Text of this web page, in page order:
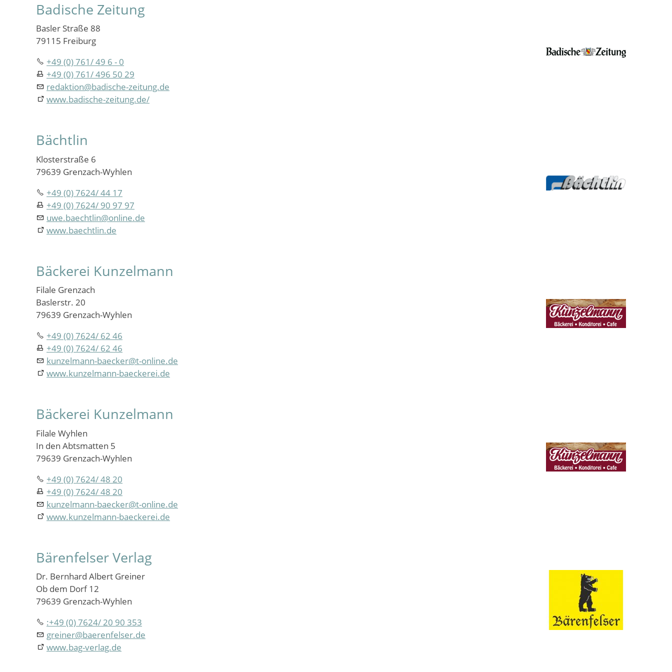
Badische Zeitung
Basler Straße 88
79115 Freiburg
+49 (0) 761/ 49 6 - 0
+49 (0) 761/ 496 50 29
redaktion@badische-zeitung.de
www.badische-zeitung.de/
Bächtlin
Klosterstraße 6
79639 Grenzach-Wyhlen
+49 (0) 7624/ 44 17
+49 (0) 7624/ 90 97 97
uwe.baechtlin@online.de
www.baechtlin.de
Bäckerei Kunzelmann
Filale Grenzach
Baslerstr. 20
79639 Grenzach-Wyhlen
+49 (0) 7624/ 62 46
+49 (0) 7624/ 62 46
kunzelmann-baecker@t-online.de
www.kunzelmann-baeckerei.de
Bäckerei Kunzelmann
Filale Wyhlen
In den Abtsmatten 5
79639 Grenzach-Wyhlen
+49 (0) 7624/ 48 20
+49 (0) 7624/ 48 20
kunzelmann-baecker@t-online.de
www.kunzelmann-baeckerei.de
Bärenfelser Verlag
Dr. Bernhard Albert Greiner
Ob dem Dorf 12
79639 Grenzach-Wyhlen
:+49 (0) 7624/ 20 90 353
greiner@baerenfelser.de
www.bag-verlag.de